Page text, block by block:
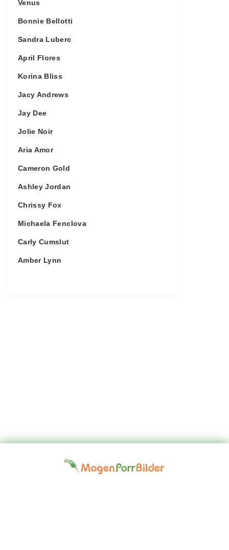
Venus
Bonnie Bellotti
Sandra Luberc
April Flores
Korina Bliss
Jacy Andrews
Jay Dee
Jolie Noir
Aria Amor
Cameron Gold
Ashley Jordan
Chrissy Fox
Michaela Fenclova
Carly Cumslut
Amber Lynn